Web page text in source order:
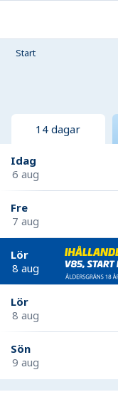
Start
14 dagar
Idag
6 aug
Fre
7 aug
Lör
8 aug
Lör
8 aug
Sön
9 aug